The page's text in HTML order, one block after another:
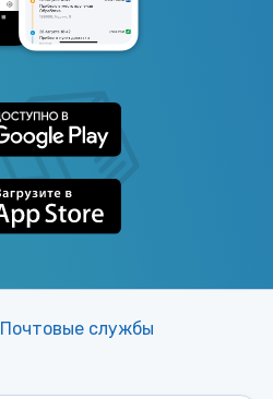
Почтовые службы